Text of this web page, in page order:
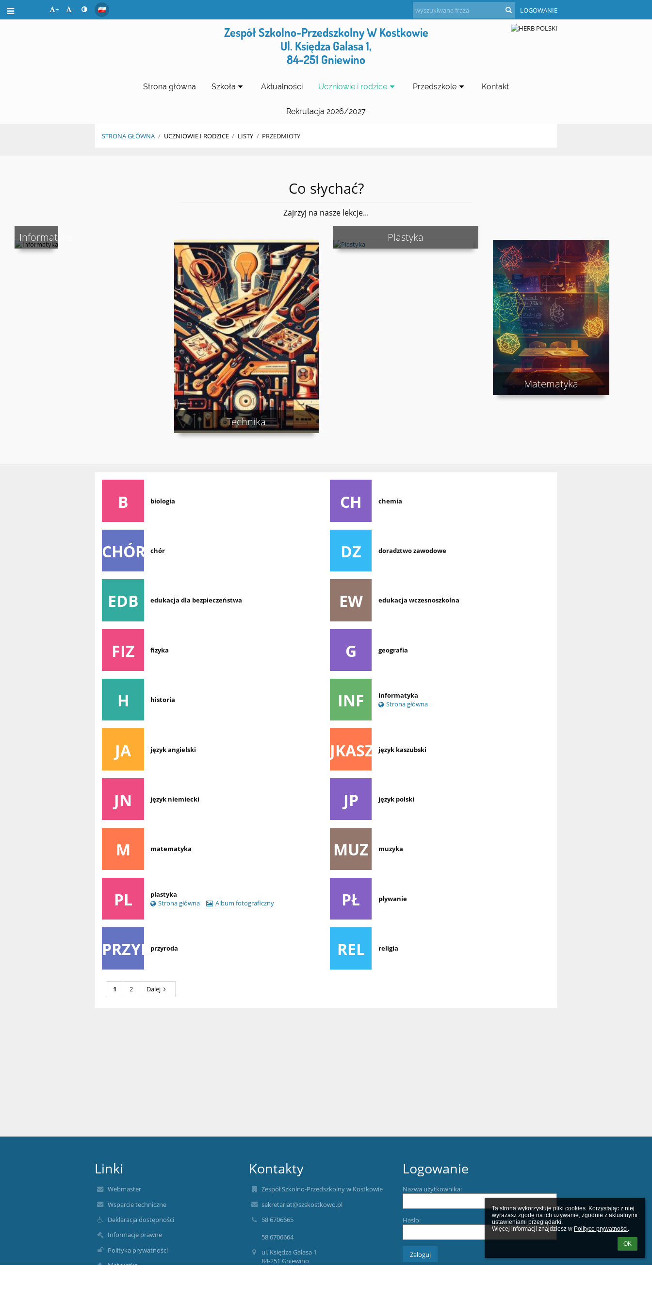
Ta strona wykorzystuje pliki cookies. Korzystając z niej
wyrażasz zgodę na ich używanie, zgodnie z aktualnymi
ustawieniami przeglądarki.
Więcej informacji znajdziesz w Polityce prywatności.
OK
+ - LOGOWANIE
Zespół Szkolno-Przedszkolny W Kostkowie
Ul. Księdza Galasa 1,
84-251 Gniewino
Strona główna Szkoła Aktualności Uczniowie i rodzice Przedszkole Kontakt
Rekrutacja 2026/2027
STRONA GŁÓWNA / UCZNIOWIE I RODZICE / LISTY / PRZEDMIOTY
Co słychać?
Zajrzyj na nasze lekcje...
Informatyka
Technika
Plastyka
Matematyka
B biologia CH chemia
CHÓR chór DZ doradztwo zawodowe
EDB edukacja dla bezpieczeństwa EW edukacja wczesnoszkolna
FIZ fizyka G geografia
H historia INF
informatyka
Strona główna
JA język angielski JKASZ język kaszubski
JN język niemiecki JP język polski
M matematyka MUZ muzyka
PL
plastyka
Strona główna
Album fotograficzny PŁ pływanie
PRZYRprzyroda REL religia
1 2 Dalej
Linki
Webmaster
Wsparcie techniczne
Deklaracja dostępności
Informacje prawne
Polityka prywatności
Metryczka
Kontakty
Zespół Szkolno-Przedszkolny w Kostkowie
sekretariat@szskostkowo.pl
58 6706665
58 6706664
ul. Księdza Galasa 1
84-251 Gniewino
Logowanie
Nazwa użytkownika:
Hasło: